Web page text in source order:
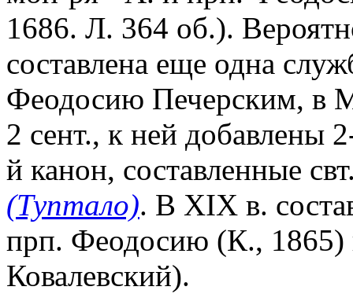
1686. Л. 364 об.).
составлена еще одна
Феодосию Печерским, в
2 сент., к ней добавлены
й канон, составленные
(Туптало). В XIX в.
прп. Феодосию (К.,
Ковалевский).